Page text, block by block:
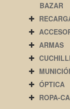
BAZAR
ARMAS
ÓPTICA
ROPA-